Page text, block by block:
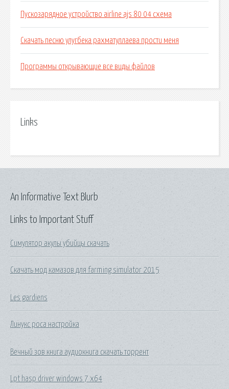
Пускозарядное устройство airline ajs 80 04 схема
Скачать песню улугбека рахматуллаева прости меня
Программы открывающие все виды файлов
Links
Links to Important Stuff
Симулятор акулы убийцы скачать
Скачать мод камазов для farming simulator 2015
Les gardiens
Линукс роса настройка
Вечный зов книга аудиокнига скачать торрент
Lpt hasp driver windows 7 x64
An Informative Text Blurb